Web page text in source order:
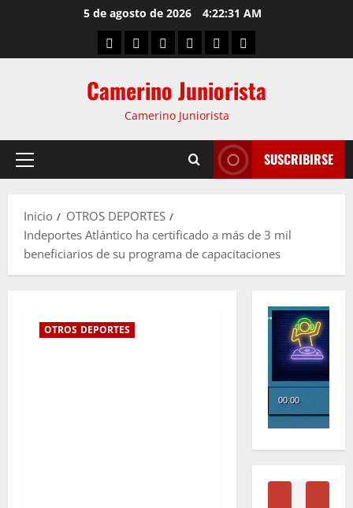
5 de agosto de 2026 4:22:31 AM
Camerino Juniorista
Camerino Juniorista
SUSCRIBIRSE
Inicio
OTROS DEPORTES
Indeportes Atlántico ha certificado a más de 3 mil
beneficiarios de su programa de capacitaciones
OTROS DEPORTES